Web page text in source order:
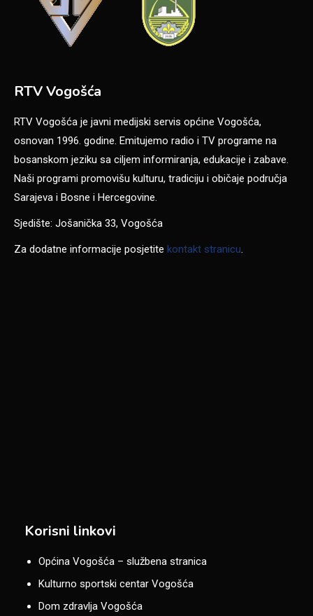
RTV Vogošća
RTV Vogošća je javni medijski servis općine Vogošća,
osnovan 1996. godine. Emitujemo radio i TV programe na
bosanskom jeziku sa ciljem informiranja, edukacije i zabave.
Naši programi promovišu kulturu, tradiciju i običaje područja
Sarajeva i Bosne i Hercegovine.
Sjedište: Jošanička 33, Vogošća
Za dodatne informacije posjetite kontakt stranicu.
Korisni linkovi
Općina Vogošća – službena stranica
Kulturno sportski centar Vogošća
Dom zdravlja Vogošća